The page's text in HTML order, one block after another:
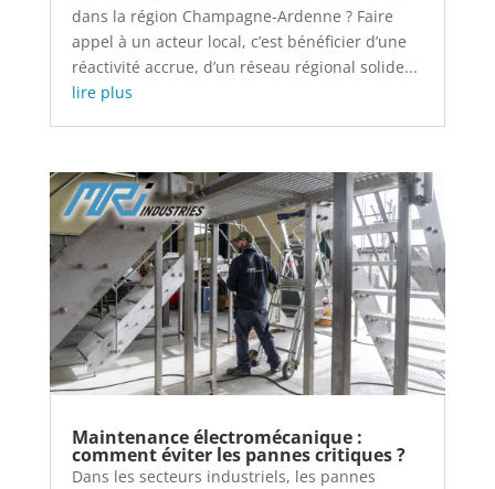
dans la région Champagne-Ardenne ? Faire
appel à un acteur local, c’est bénéficier d’une
réactivité accrue, d’un réseau régional solide...
lire plus
Maintenance électromécanique :
comment éviter les pannes critiques ?
Dans les secteurs industriels, les pannes